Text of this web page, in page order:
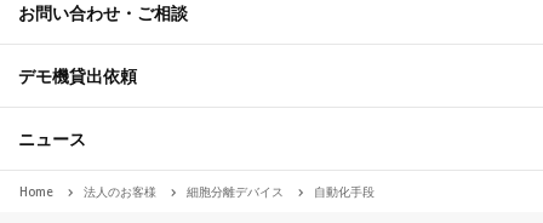
お問い合わせ・ご相談
デモ機貸出依頼
ニュース
Home 法人のお客様 細胞分離デバイス 自動化手段